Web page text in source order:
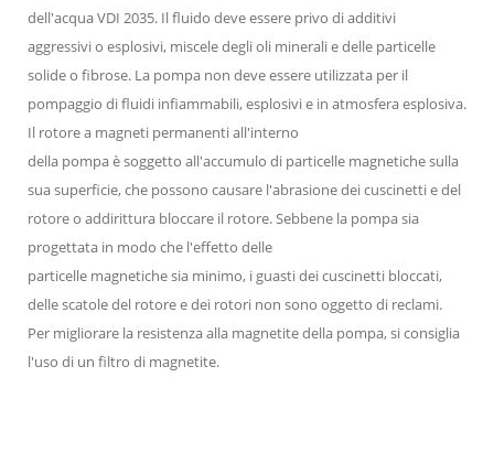
dell'acqua VDI 2035. Il fluido deve essere privo di additivi
aggressivi o esplosivi, miscele degli oli minerali e delle particelle
solide o fibrose. La pompa non deve essere utilizzata per il
pompaggio di fluidi infiammabili, esplosivi e in atmosfera esplosiva.
Il rotore a magneti permanenti all'interno
della pompa è soggetto all'accumulo di particelle magnetiche sulla
sua superficie, che possono causare l'abrasione dei cuscinetti e del
rotore o addirittura bloccare il rotore. Sebbene la pompa sia
progettata in modo che l'effetto delle
particelle magnetiche sia minimo, i guasti dei cuscinetti bloccati,
delle scatole del rotore e dei rotori non sono oggetto di reclami.
Per migliorare la resistenza alla magnetite della pompa, si consiglia
l'uso di un filtro di magnetite.